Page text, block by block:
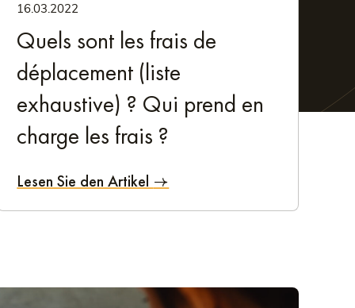
Nutzen Sie Ihren Aufenthalt, um Saint-Aignan mit
zu erkunden. Probieren Sie die lokalen Weine und
und die historischen Gebäude.
Aufenthalts einfach und bequem. Ob für eine Nacht
16.03.2022
Quels sont les frais de
déplacement (liste
exhaustive) ? Qui prend en
charge les frais ?
Lesen Sie den Artikel